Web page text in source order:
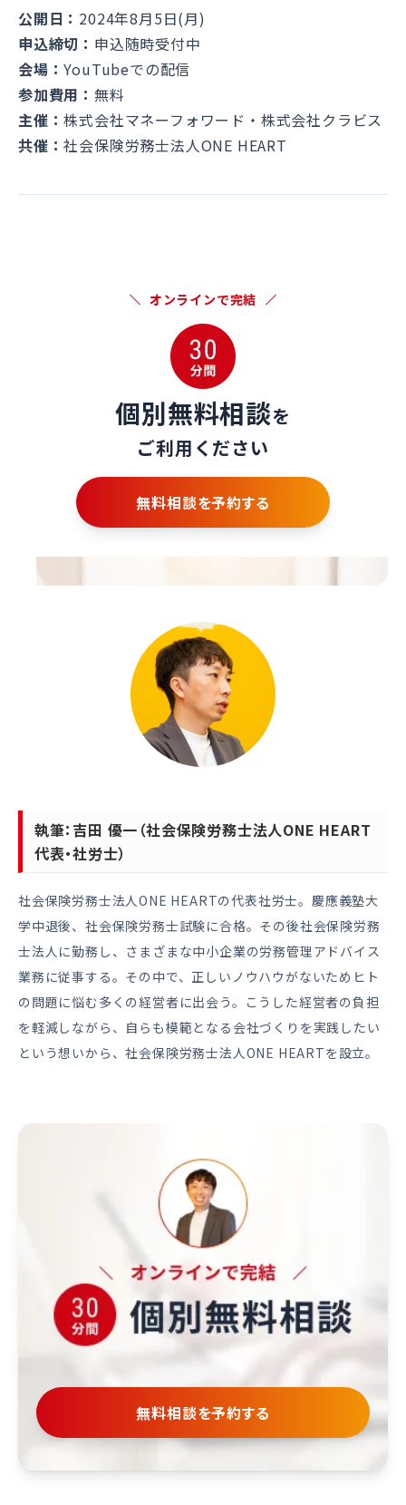
公開日： 2024年8月5日(月)
申込締切： 申込随時受付中
会場：YouTubeでの配信
参加費用： 無料
主催：株式会社マネーフォワード・株式会社クラビス
共催：社会保険労務士法人ONE HEART
オンラインで完結
個別無料相談を
ご利用ください
無料相談を予約する
執筆：吉田 優一（社会保険労務士法人ONE HEART
代表・社労士）
社会保険労務士法人ONE HEARTの代表社労士。慶應義塾大
学中退後、社会保険労務士試験に合格。その後社会保険労務
士法人に勤務し、さまざまな中小企業の労務管理アドバイス
業務に従事する。その中で、正しいノウハウがないためヒト
の問題に悩む多くの経営者に出会う。こうした経営者の負担
を軽減しながら、自らも模範となる会社づくりを実践したい
という想いから、社会保険労務士法人ONE HEARTを設立。
無料相談を予約する